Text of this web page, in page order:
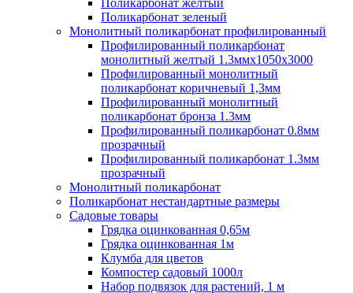
Поликарбонат зеленый
Монолитный поликарбонат профилированный
Профилированный поликарбонат
монолитный желтый 1.3ммх1050х3000
Профилированный монолитный
поликарбонат коричневый 1,3мм
Профилированный монолитный
поликарбонат бронза 1.3мм
Профилированный поликарбонат 0.8мм
прозрачный
Профилированный поликарбонат 1.3мм
прозрачный
Монолитный поликарбонат
Поликарбонат нестандартные размеры
Садовые товары
Грядка оцинкованная 0,65м
Грядка оцинкованная 1м
Клумба для цветов
Компостер садовый 1000л
Набор подвязок для растений, 1 м